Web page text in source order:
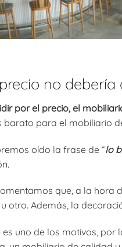
no
por el precio, el
barato para el mobiliario
oído la frase de “lo
que, a la hora
otro. Además, la
es uno de los motivos, por